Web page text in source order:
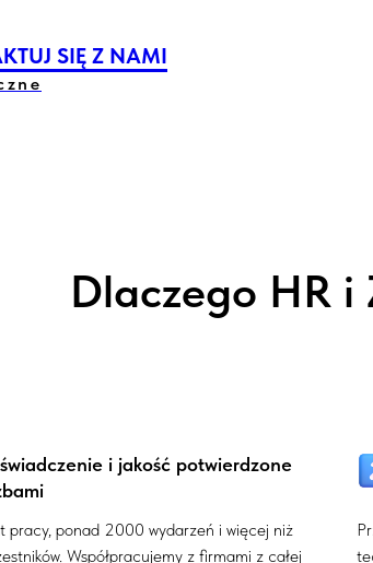
SIĘ Z NAMI
Dlaczego HR i
i jakość potwierdzone
pracy, ponad 2000 wydarzeń i więcej niż
Współpracujemy z firmami z całej